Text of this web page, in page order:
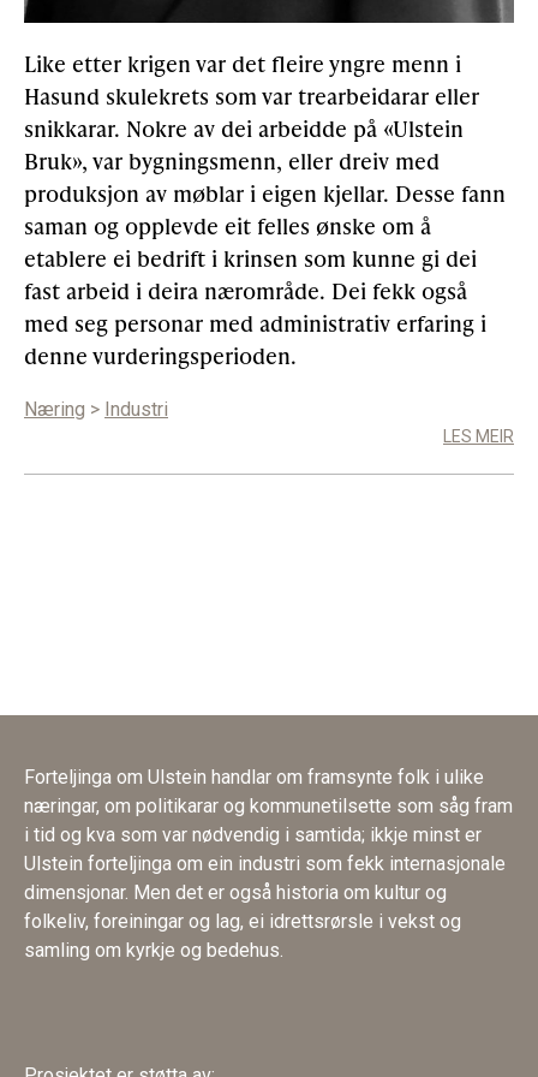
Gløymt passord Allereie medlem? Logg inn
Like etter krigen var det fleire yngre menn i
Hasund skulekrets som var trearbeidarar eller
snikkarar. Nokre av dei arbeidde på «Ulstein
Bruk», var bygningsmenn, eller dreiv med
produksjon av møblar i eigen kjellar. Desse fann
saman og opplevde eit felles ønske om å
etablere ei bedrift i krinsen som kunne gi dei
fast arbeid i deira nærområde. Dei fekk også
med seg personar med administrativ erfaring i
denne vurderingsperioden.
Næring > Industri
LES MEIR
Forteljinga om Ulstein handlar om framsynte folk i ulike
næringar, om politikarar og kommunetilsette som såg fram
i tid og kva som var nødvendig i samtida; ikkje minst er
Ulstein forteljinga om ein industri som fekk internasjonale
dimensjonar. Men det er også historia om kultur og
folkeliv, foreiningar og lag, ei idrettsrørsle i vekst og
samling om kyrkje og bedehus.